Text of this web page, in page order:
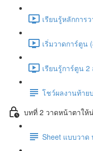
เรียนรู้หลักการ
เริ่มวาดการ์ตูน
เรียนรู้การ์ตูน 2
โชว์ผลงานท้าย
บทที่ 2 วาดหน้าตาให้
Sheet แบบวาด